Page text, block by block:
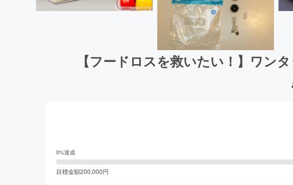
【フードロスを救いたい！】ワン
0%達成
目標金額200,000円